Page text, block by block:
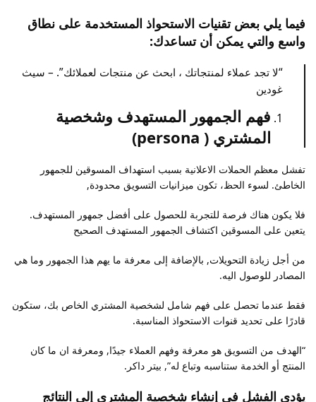
فيما يلي بعض تقنيات الاستحواذ المستخدمة على نطاق
واسع والتي يمكن أن تساعدك:
“لا تجد عملاء لمنتجاتك ، ابحث عن منتجات لعملائك”. – سيث
غودين
فهم الجمهور المستهدف وشخصية
المشتري ( persona)
تفشل معظم الحملات الاعلانية بسبب استهداف المسوقين للجمهور
الخاطئ. لسوء الحظ، تكون ميزانيات التسويق محدودة,
فلا يكون هناك فرصة للتجربة للحصول على أفضل جمهور المستهدف.
يتعين على المسوقين اكتشاف الجمهور المستهدف الصحيح
من أجل زيادة التحويلات, بالإضافة إلى معرفة ما يهم هذا الجمهور وما هي
المصادر للوصول اليه.
فقط عندما تحصل على فهم شامل لشخصية المشتري الخاص بك، ستكون
قادرًا على تحديد قنوات الاستحواذ المناسبة.
“الهدف من التسويق هو معرفة وفهم العملاء جيدًا, ومعرفة ان ما كان
المنتج أو الخدمة ستناسبه وتباع له”, بيتر داكر.
يؤدي الفشل في إنشاء شخصية المشتري إلى النتائج